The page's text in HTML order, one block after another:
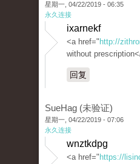
星期一, 04/22/2019 - 06:35
永久连接
ixarnekf
<a href=" http://
without
回复
SueHag (未验证)
星期一, 04/22/2019 - 07:06
永久连接
wnztkdpg
<a href=" https://